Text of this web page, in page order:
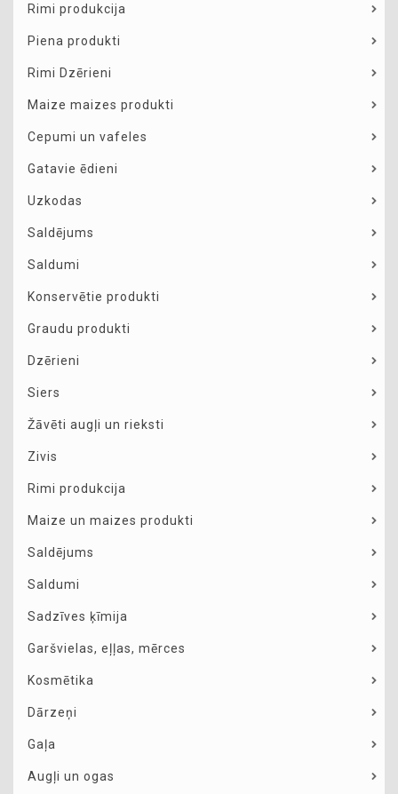
Rimi produkcija
Piena produkti
Rimi Dzērieni
Maize maizes produkti
Cepumi un vafeles
Gatavie ēdieni
Uzkodas
Saldējums
Saldumi
Konservētie produkti
Graudu produkti
Dzērieni
Siers
Žāvēti augļi un rieksti
Zivis
Rimi produkcija
Maize un maizes produkti
Saldējums
Saldumi
Sadzīves ķīmija
Garšvielas, eļļas, mērces
Kosmētika
Dārzeņi
Gaļa
Augļi un ogas